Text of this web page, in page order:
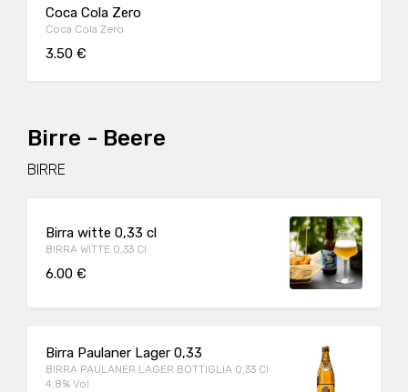
Coca Cola Zero
Coca Cola Zero
3.50 €
Birre - Beere
BIRRE
Birra witte 0,33 cl
BIRRA WITTE 0,33 Cl
6.00 €
Birra Paulaner Lager 0,33
BIRRA PAULANER LAGER BOTTIGLIA 0,33 Cl
4,8% Vol